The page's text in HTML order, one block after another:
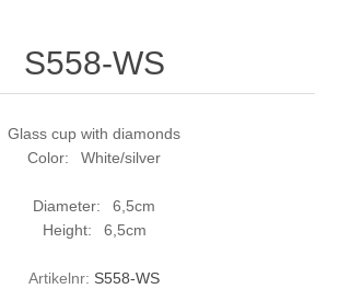
S558-WS
Glass cup with diamonds
Color: White/silver
Diameter: 6,5cm
Height: 6,5cm
Artikelnr: S558-WS